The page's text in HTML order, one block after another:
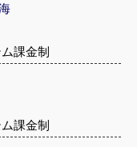
課金制
課金制